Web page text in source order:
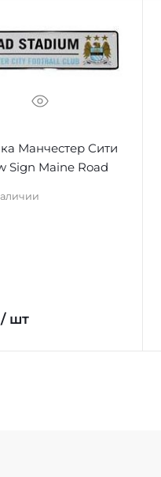
Манчестер Сити
Sign Maine Road
шт